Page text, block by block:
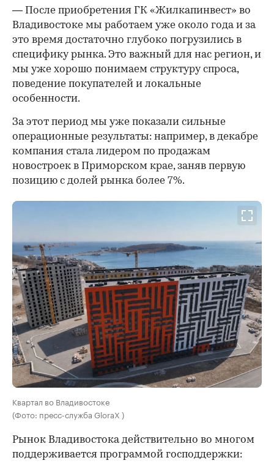
— После приобретения ГК «Жилкапинвест» во
Владивостоке мы работаем уже около года и за
это время достаточно глубоко погрузились в
специфику рынка. Это важный для нас регион, и
мы уже хорошо понимаем структуру спроса,
поведение покупателей и локальные
особенности.
За этот период мы уже показали сильные
операционные результаты: например, в декабре
компания стала лидером по продажам
новостроек в Приморском крае, заняв первую
позицию с долей рынка более 7%.
Квартал во Владивостоке
(Фото: пресс-служба GloraX )
Рынок Владивостока действительно во многом
поддерживается программой господдержки: